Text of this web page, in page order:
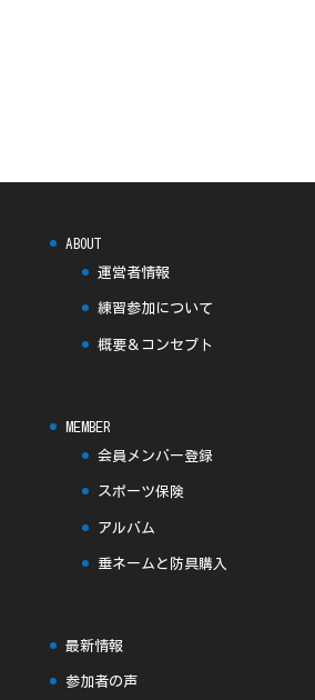
ABOUT
運営者情報
練習参加について
概要＆コンセプト
MEMBER
会員メンバー登録
スポーツ保険
アルバム
垂ネームと防具購入
最新情報
参加者の声